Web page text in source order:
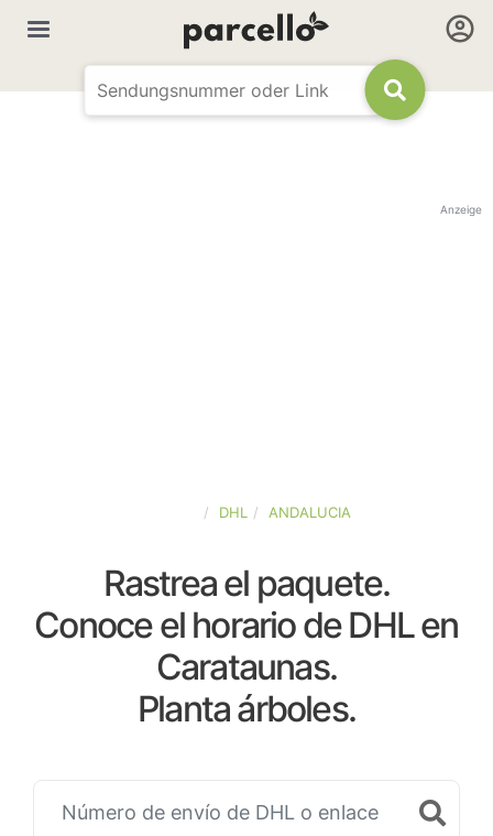
Anzeige
DHL ANDALUCIA
Rastrea el paquete.
Conoce el horario de DHL en
Carataunas.
Planta árboles.